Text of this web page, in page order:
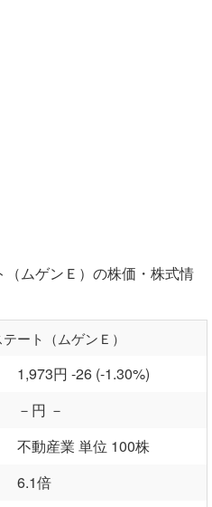
（ムゲンＥ）の株価・株式情
ート（ムゲンＥ）
1,973円 -26 (-1.30%)
－円 －
不動産業 単位 100株
6.1倍